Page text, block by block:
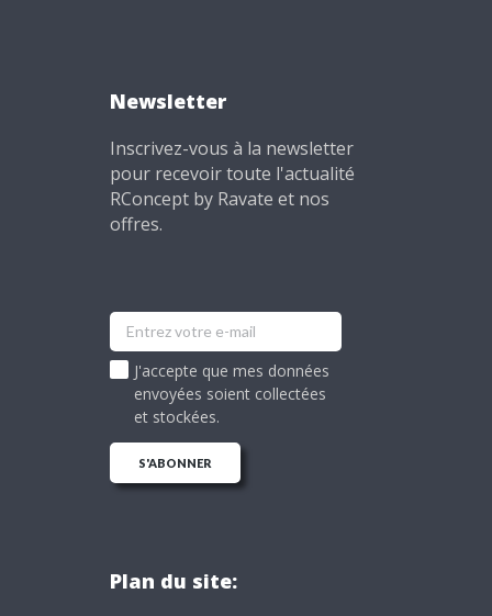
Newsletter
Inscrivez-vous à la newsletter
pour recevoir toute l'actualité
RConcept by Ravate et nos
offres.
J'accepte que mes données
envoyées soient collectées
et stockées.
Plan du site: